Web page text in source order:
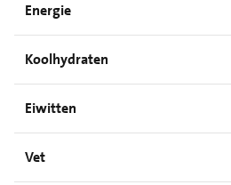
Energie
Koolhydraten
Eiwitten
Vet